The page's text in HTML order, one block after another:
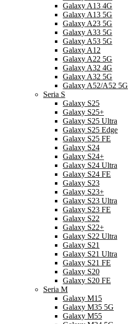
Galaxy A13 4G
Galaxy A13 5G
Galaxy A23 5G
Galaxy A33 5G
Galaxy A53 5G
Galaxy A12
Galaxy A22 5G
Galaxy A32 4G
Galaxy A32 5G
Galaxy A52/A52 5G
Seria S
Galaxy S25
Galaxy S25+
Galaxy S25 Ultra
Galaxy S25 Edge
Galaxy S25 FE
Galaxy S24
Galaxy S24+
Galaxy S24 Ultra
Galaxy S24 FE
Galaxy S23
Galaxy S23+
Galaxy S23 Ultra
Galaxy S23 FE
Galaxy S22
Galaxy S22+
Galaxy S22 Ultra
Galaxy S21
Galaxy S21 Ultra
Galaxy S21 FE
Galaxy S20
Galaxy S20 FE
Seria M
Galaxy M15
Galaxy M35 5G
Galaxy M55